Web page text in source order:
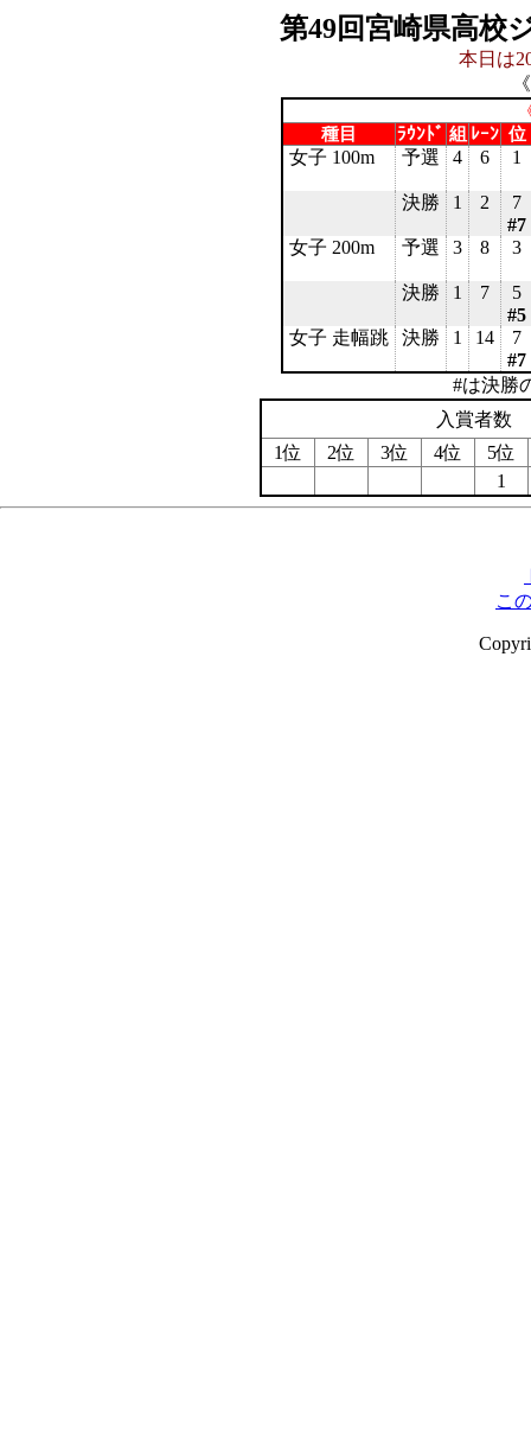
第49回宮崎県高校
本日は
種目 ﾗｳﾝﾄﾞ 組 ﾚｰﾝ 位
女子 100m 予選 4 6 1
決勝 1 2
7
#7
女子 200m
予選 3 8 3
決勝 1 7
5
#5
女子 走幅跳
決勝 1 14
7
#7
#は決勝
入賞者数
1位
2位 3位 4位
5位
1
こ